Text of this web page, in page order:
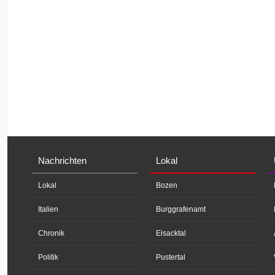
Nachrichten
Lokal
Italien
Chronik
Politik
Lokal
Bozen
Burggrafenamt
Eisacktal
Pustertal